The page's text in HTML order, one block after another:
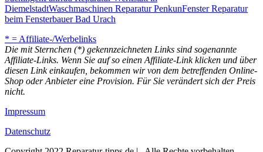
DiemelstadtWaschmaschinen Reparatur PenkunFenster Reparatur
beim Fensterbauer Bad Urach
* = Affiliate-/Werbelinks
Die mit Sternchen (*) gekennzeichneten Links sind sogenannte
Affiliate-Links. Wenn Sie auf so einen Affiliate-Link klicken und über
diesen Link einkaufen, bekommen wir von dem betreffenden Online-
Shop oder Anbieter eine Provision. Für Sie verändert sich der Preis
nicht.
Impressum
Datenschutz